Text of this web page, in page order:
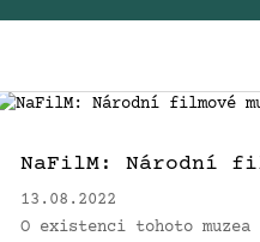
NaFilM: Národní
13.08.2022
O existenci tohoto muzea